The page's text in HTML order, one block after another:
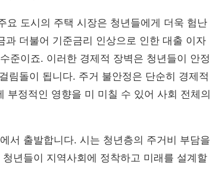
요 도시의 주택 시장은 청년들에게 더욱 험난
더불어 기준금리 인상으로 인한 대출 이자
준이죠. 이러한 경제적 장벽은 청년들이 안정
림돌이 됩니다. 주거 불안정은 단순히 경제적
부정적인 영향을 미 미칠 수 있어 사회 전체의
서 출발합니다. 시는 청년층의 주거비 부담을
년들이 지역사회에 정착하고 미래를 설계할